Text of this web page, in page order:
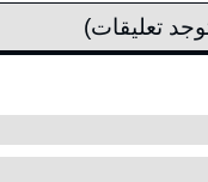
تعليقات)